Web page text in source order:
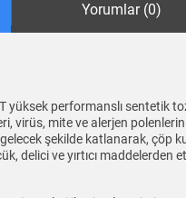
Yorumlar (0)
yüksek performanslı sentetik
virüs, mite ve alerjen polenlerin
şekilde katlanarak, çöp
delici ve yırtıcı maddelerden